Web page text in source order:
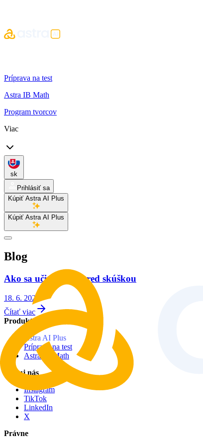
Príprava na test
Astra IB Math
Program tvorcov
Viac
sk
Prihlásiť sa
Kúpiť Astra AI Plus
Kúpiť Astra AI Plus
Blog
Ako sa učiť v noci pred skúškou
18. 6. 2026
Čítať viac
Produkty
Astra AI Plus
Príprava na test
Astra IB Math
Sleduj nás
Instagram
TikTok
LinkedIn
X
Právne